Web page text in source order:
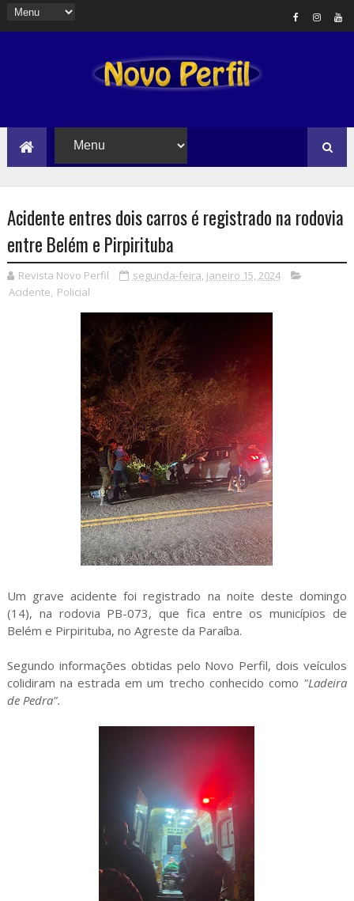
Acidente entres dois carros é registrado na rodovia
entre Belém e Pirpirituba
Revista Novo Perfil
segunda-feira, janeiro 15, 2024
Acidente, Policial
Um grave acidente foi registrado na noite deste domingo
(14), na rodovia PB-073, que fica entre os municípios de
Belém e Pirpirituba, no Agreste da Paraíba.
Segundo informações obtidas pelo Novo Perfil, dois veículos
colidiram na estrada em um trecho conhecido como "Ladeira
de Pedra".